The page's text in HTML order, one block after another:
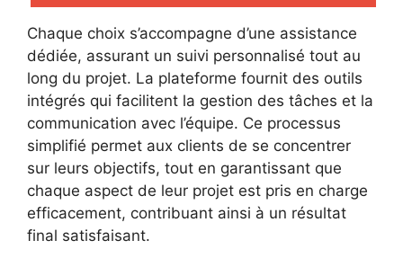
Chaque choix s’accompagne d’une assistance
dédiée, assurant un suivi personnalisé tout au
long du projet. La plateforme fournit des outils
intégrés qui facilitent la gestion des tâches et la
communication avec l’équipe. Ce processus
simplifié permet aux clients de se concentrer
sur leurs objectifs, tout en garantissant que
chaque aspect de leur projet est pris en charge
efficacement, contribuant ainsi à un résultat
final satisfaisant.